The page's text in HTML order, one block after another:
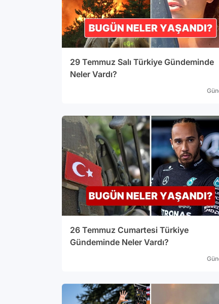
29 Temmuz Salı Türkiye Gündeminde
Neler Vardı?
26 Temmuz Cumartesi Türkiye
Gündeminde Neler Vardı?